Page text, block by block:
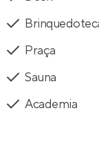
Praça
Sauna
Academia